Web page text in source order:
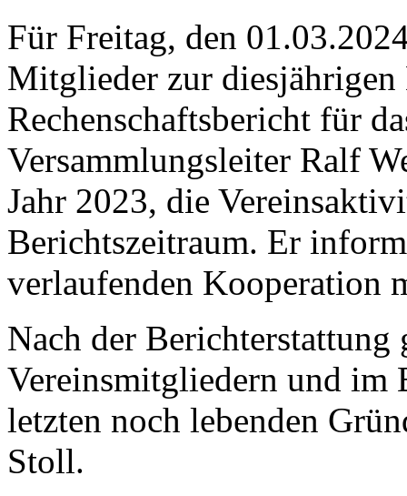
Für Freitag, den
Mitglieder zur
Rechenschaftsbericht für
Versammlungsleiter Ralf
Jahr 2023, die
Berichtszeitraum. Er
verlaufenden Kooperation
Nach der Berichterstattung
Vereinsmitgliedern und im
letzten noch lebenden
Stoll.